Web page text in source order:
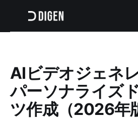
AIビデオジェネ
パーソナライズ
ツ作成（2026年